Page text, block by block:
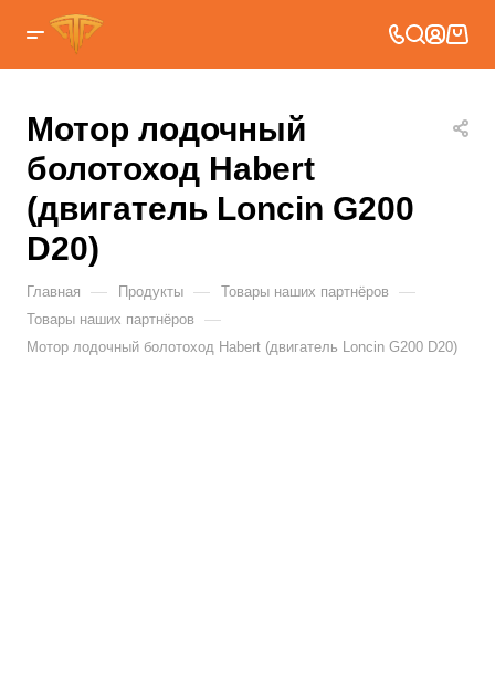
Мотор лодочный
болотоход Habert
(двигатель Loncin G200
D20)
Главная — Продукты — Товары наших партнёров —
Товары наших партнёров —
Мотор лодочный болотоход Habert (двигатель Loncin G200 D20)